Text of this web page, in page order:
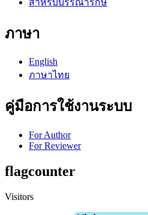
ภาษา
English
ภาษาไทย
คู่มือการใช้งานระบบ
For Author
For Reviewer
flagcounter
Visitors